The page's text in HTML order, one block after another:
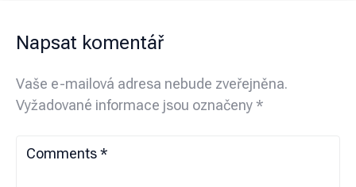
Napsat komentář
Vaše e-mailová adresa nebude zveřejněna.
Vyžadované informace jsou označeny*